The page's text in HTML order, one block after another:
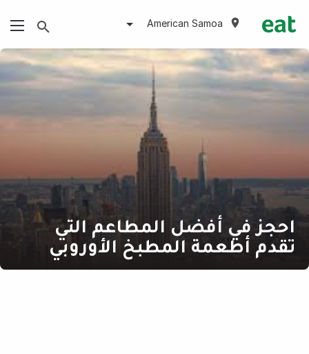
American Samoa
احجز في أفضل المطاعم التي
تقدم أطعمة المطبخ الأوروبي